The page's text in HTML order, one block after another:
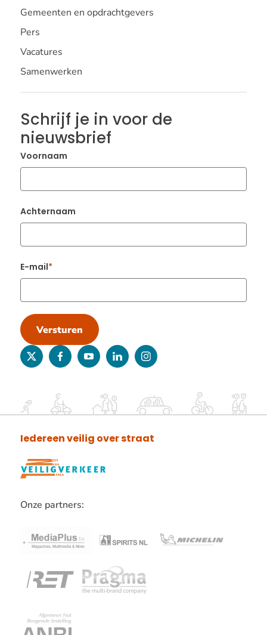
Gemeenten en opdrachtgevers
Pers
Vacatures
Samenwerken
Schrijf je in voor de
nieuwsbrief
Voornaam
Achternaam
E-mail
Versturen
twitterfacebookyoutubelinkedininstagram
Iedereen veilig over straat
Onze partners:
verder
onze
partners